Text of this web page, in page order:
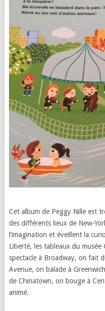
Cet album de Peggy Nille est
des différents lieux de New-
l’imagination et éveillent la
Liberté, les tableaux du musée
spectacle à Broadway, on fait
Avenue, on balade à
de Chinatown, on bouge à
animé.